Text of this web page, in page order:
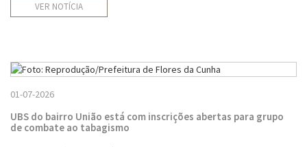
VER NOTÍCIA
01-07-2026
UBS do bairro União está com inscrições abertas para grupo
de combate ao tabagismo